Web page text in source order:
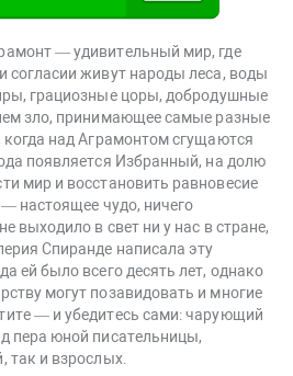
— удивительный мир, где
согласии живут народы леса, воды
грациозные цоры, добродушные
зло, принимающее самые разные
над Аграмонтом сгущаются
появляется Избранный, на долю
мир и восстановить равновесие
настоящее чудо, ничего
выходило в свет ни у нас в стране,
Спиранде написала эту
ей было всего десять лет, однако
могут позавидовать и многие
— и убедитесь сами: чарующий
пера юной писательницы,
так и взрослых.